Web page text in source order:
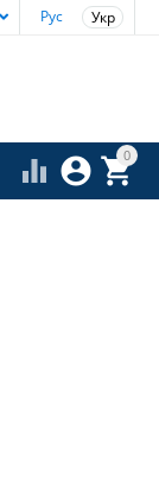
Рус Укр
0


